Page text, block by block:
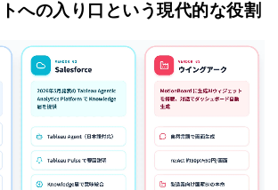
への入り口という現代的な役割